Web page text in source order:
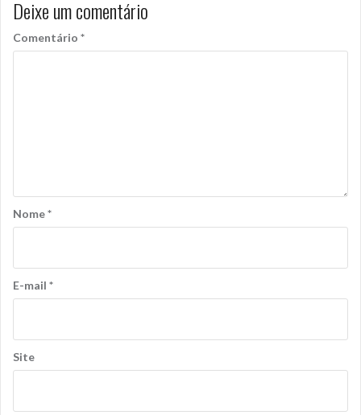
Deixe um comentário
Comentário *
Nome*
E-mail *
Site